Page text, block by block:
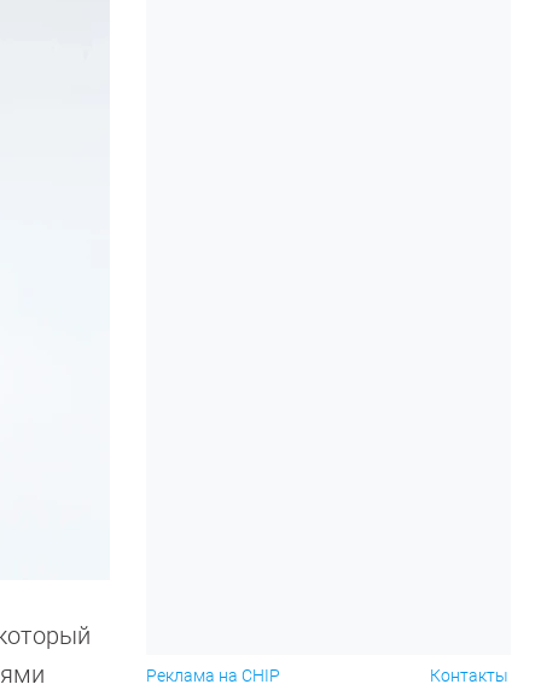
Реклама на CHIP Контакты